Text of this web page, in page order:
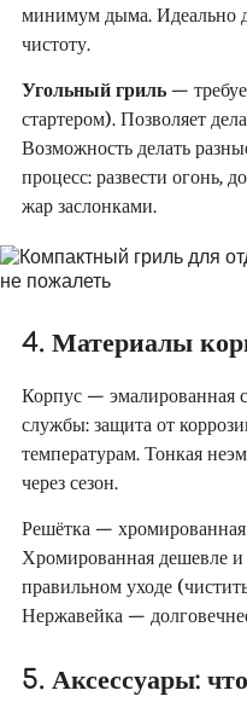
минимум дыма. Идеально
чистоту.
Угольный гриль —
стартером). Позволяет
Возможность делать
процесс: развести огонь,
жар заслонками.
4. Материалы
Корпус — эмалированная
службы: защита от
температурам. Тонкая
через сезон.
Решётка —
Хромированная дешевле и
правильном уходе
Нержавейка —
5. Аксессуары: